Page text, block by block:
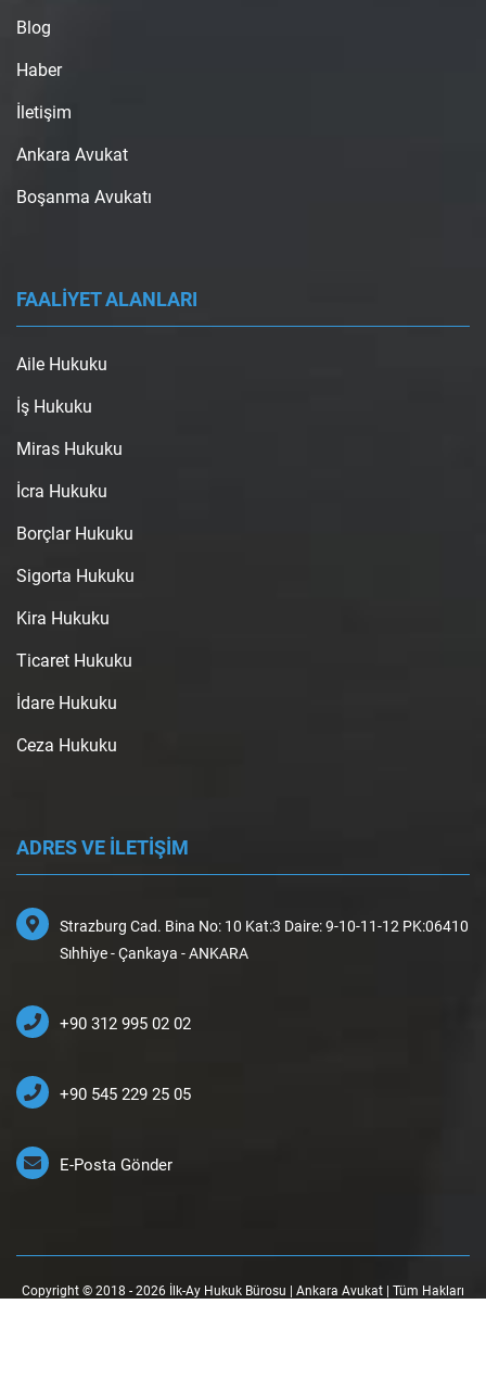
Blog
Haber
İletişim
Ankara Avukat
Boşanma Avukatı
FAALİYET ALANLARI
Aile Hukuku
İş Hukuku
Miras Hukuku
İcra Hukuku
Borçlar Hukuku
Sigorta Hukuku
Kira Hukuku
Ticaret Hukuku
İdare Hukuku
Ceza Hukuku
ADRES VE İLETİŞİM
Strazburg Cad. Bina No: 10 Kat:3 Daire: 9-10-11-12 PK:06410
Sıhhiye - Çankaya - ANKARA
+90 312 995 02 02
+90 545 229 25 05
E-Posta Gönder
Copyright © 2018 - 2026 İlk-Ay Hukuk Bürosu | Ankara Avukat | Tüm Hakları